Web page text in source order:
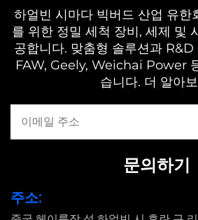
하얼빈 시마다 빅버드 산업 유한
를 위한 정밀 세척 장비, 세제 및
공합니다. 맞춤형 솔루션과 R&D
FAW, Geely, Weichai Power
습니다. 더 알아
문의하기
주소: